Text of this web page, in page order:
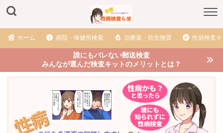
ホーム 病院・保健所検索 治療薬・抗生物質 性病検査
誰にもバレない郵送検査
みんなが選んだ検査キットのメリットとは？